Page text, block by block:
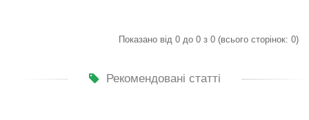
Показано від 0 до 0 з 0 (всього сторінок: 0)
Рекомендовані статті